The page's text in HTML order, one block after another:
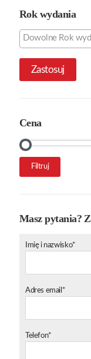
Rok wydania
Zastosuj
Cena
Cena
Cena
Filtruj
Masz pytania?
Imię i nazwisko*
Adres email*
Telefon*